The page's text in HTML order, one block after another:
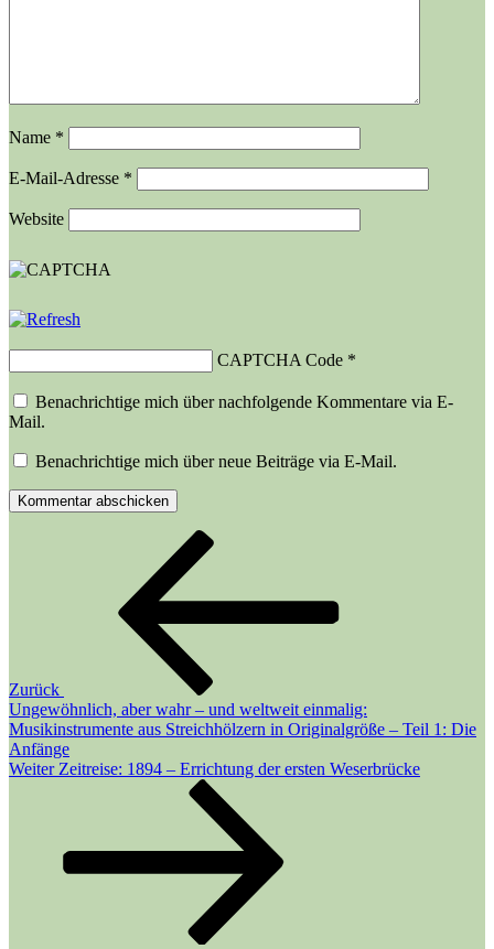
Name *
E-Mail-Adresse *
Website
CAPTCHA Code *
Benachrichtige mich über nachfolgende Kommentare via E-
Mail.
Benachrichtige mich über neue Beiträge via E-Mail.
Beitragsnavigation
Zurück
Ungewöhnlich, aber wahr – und weltweit einmalig:
Musikinstrumente aus Streichhölzern in Originalgröße – Teil 1: Die
Anfänge
Nächster
Weiter Zeitreise: 1894 – Errichtung der ersten Weserbrücke